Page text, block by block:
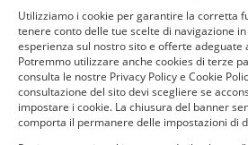
Sì, ho un figlio di 4-5 anni
Sì, ho un figlio di 6-13 anni
Utilizziamo i cookie per garantire la corretta
tenere conto delle tue scelte di navigazione
esperienza sul nostro sito e offerte adeguate
Potremmo utilizzare anche cookies di terze
consulta le nostre Privacy Policy e Cookie
consultazione del sito devi scegliere se
impostare i cookie. La chiusura del banner
comporta il permanere delle impostazioni di